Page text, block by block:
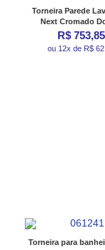
Torneira Parede
Next Cromado
R$ 753,85
ou 12x de R$
Torneira para